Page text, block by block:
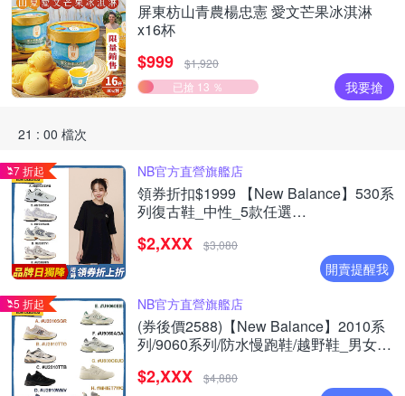
屏東枋山青農楊忠憲 愛文芒果冰淇淋
x16杯
$999
$1,920
已搶 13 ％
我要搶
21 : 00 檔次
7 折起 NB官方直營旗艦店
領券折扣$1999 【New Balance】530系
列復古鞋_中性_5款任選
$2,XXX $3,080
開賣提醒我
5 折起 NB官方直營旗艦店
(券後價2588)【New Balance】2010系
列/9060系列/防水慢跑鞋/越野鞋_男女_8
$2,XXX $4,880